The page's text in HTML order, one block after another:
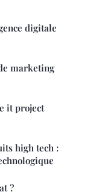
digitale
marketing
it project
high tech :
?